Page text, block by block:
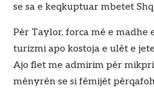
se sa e keqkuptuar mbetet
Për Taylor, forca më e madhe
turizmi apo kostoja e ulët e
Ajo flet me admirim për
mënyrën se si fëmijët